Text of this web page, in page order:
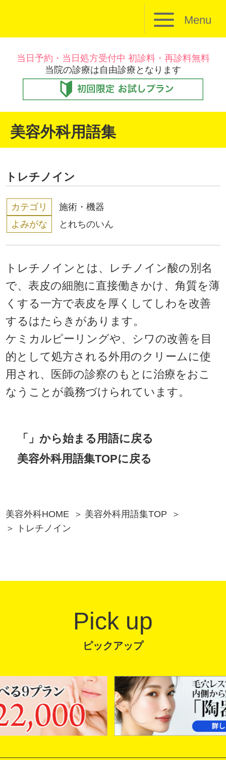
Menu
当日予約・当日処方受付中 初診料・再診料無料
当院の診療は自由診療となります
美容外科用語集
トレチノイン
カテゴリ
施術・機器
よみがな
とれちのいん
トレチノインとは、レチノイン酸の別名
で、表皮の細胞に直接働きかけ、角質を薄
くする一方で表皮を厚くしてしわを改善
するはたらきがあります。
ケミカルピーリングや、シワの改善を目
的として処方される外用のクリームに使
用され、医師の診察のもとに治療をおこ
なうことが義務づけられています。
「」から始まる用語に戻る
美容外科用語集TOPに戻る
美容外科HOME
美容外科用語集TOP
トレチノイン
Pick up
ピックアップ